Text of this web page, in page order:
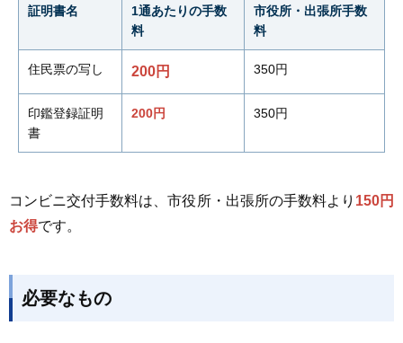
証明書名
1通あたりの手数
料
市役所・出張所手数
料
住民票の写し 200円 350円
印鑑登録証明
書
200円 350円
コンビニ交付手数料は、市役所・出張所の手数料より 150円
お得です。
必要なもの